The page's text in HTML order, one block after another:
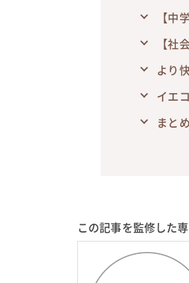
【中
【社
より
イエ
まとめ
この記事を監修した